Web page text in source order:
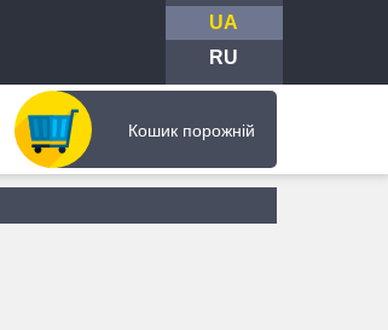
UA
RU
Кошик порожній